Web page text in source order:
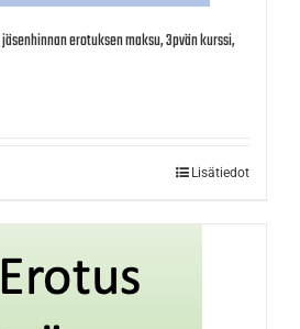
erotuksen maksu, 3pvän kurssi,
Lisätiedot